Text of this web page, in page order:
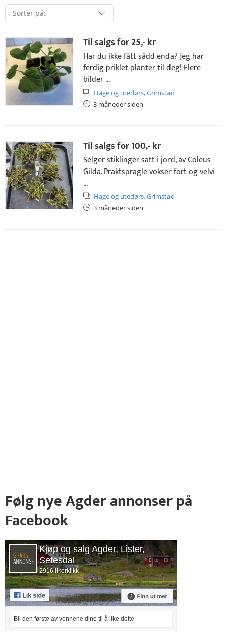
Til salgs for25,- kr
Har du ikke fått sådd enda? Jeg har
ferdig priklet planter til deg! Flere
bilder ...
Hage og utedørs,Grimstad
3 måneder siden
Til salgs for100,- kr
Selger stiklinger satt i jord, av Coleus
Gilda. Praktspragle vokser fort og velvi
...
Hage og utedørs,Grimstad
3 måneder siden
Følg nye Agder annonser på
Facebook
Kjøp og salg Agder, Lister,
Setesdal
2916 likerklikk
Bli den første av vennene dine til å like dette